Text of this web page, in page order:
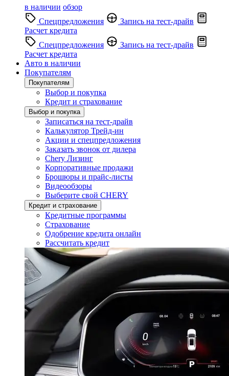
в наличии обзор
Спецпредложения
Запись на тест-драйв
Расчет кредита
Спецпредложения
Запись на тест-драйв
Расчет кредита
Авто в наличии
Покупателям
Покупателям
Выбор и покупка
Кредит и страхование
Выбор и покупка
Записаться на тест-драйв
Калькулятор Трейд-ин
Акции и спецпредложения
Заказать звонок от дилера
Chery Лизинг
Корпоративные продажи
Брошюры и прайс-листы
Видеообзоры
Выберите свой CHERY
Кредит и страхование
Кредитные программы
Страхование
Одобрение кредита онлайн
Рассчитать кредит